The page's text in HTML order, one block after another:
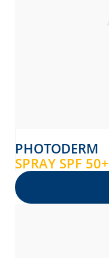
PHOTODERM
SPRAY SPF 50+